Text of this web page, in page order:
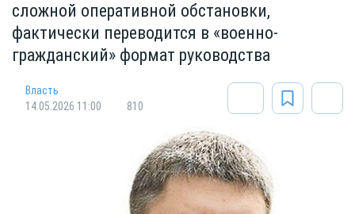
сложной оперативной обстановки,
фактически переводится в «военно-
гражданский» формат руководства
Власть
14.05.2026 11:00
810